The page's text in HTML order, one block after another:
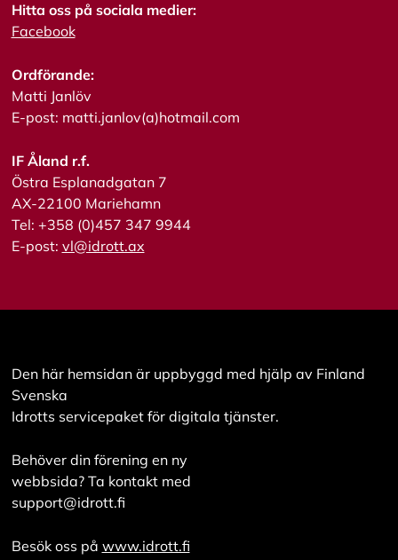
o
k
i
s
A
v
i
s
a
a
l
l
e
p
e
a
a
l
l
o
Hitta oss på sociala medier:
Facebook
Ordförande:
Matti Janlöv
E-post: matti.janlov(a)hotmail.com
IF Åland r.f.
Östra Esplanadgatan 7
AX-22100 Mariehamn
Tel: +358 (0)457 347 9944
E-post: vl@idrott.ax
Den här hemsidan är uppbyggd med hjälp av Finland
Svenska
Idrotts servicepaket för digitala tjänster.
Behöver din förening en ny
webbsida? Ta kontakt med
support@idrott.fi
Besök oss på www.idrott.fi